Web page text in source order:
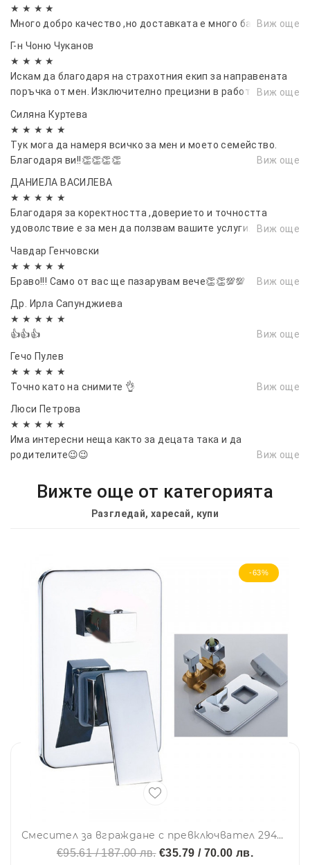
★ ★ ★ ★
Много добро качество ,но доставката е много бавнаВиж още
Г-н Чоню Чуканов
★ ★ ★ ★
Искам да благодаря на страхотния екип за направената
поръчка от мен. Изключително прецизни в работата си и
ми бяха казали. С Удоволствие ще пазарувам отново с
напълно, няма да съжалявате..
Виж още
Силяна Куртева
★ ★ ★ ★ ★
Тук мога да намеря всичко за мен и моето семейство.
Благодаря ви!!👏👏👏👏
Виж още
ДАНИЕЛА ВАСИЛЕВА
★ ★ ★ ★ ★
Благодаря за коректността ,доверието и точността
удоволствие е за мен да ползвам вашите услуги. Винаги
заедно!!!.
Виж още
Чавдар Генчовски
★ ★ ★ ★ ★
Браво!!! Само от вас ще пазарувам вече👏👏💯💯
Виж още
Др. Ирла Сапунджиева
★ ★ ★ ★ ★
👍👍👍
Виж още
Гечо Пулев
★ ★ ★ ★ ★
Точно като на снимите 👌
Виж още
Люси Петрова
★ ★ ★ ★ ★
Има интересни неща както за децата така и да
родителите😉😉
Виж още
Вижте още от категорията
Разгледай, харесай, купи
-63%
Смесител за вграждане с превключвател 2942-3, ХРОМ
€95.61 / 187.00 лв.€35.79 / 70.00 лв.